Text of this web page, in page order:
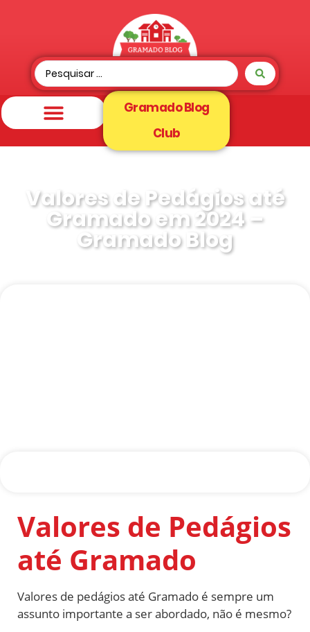
Gramado Blog
Club
Valores de Pedágios até
Gramado em 2024 –
Gramado Blog
Valores de Pedágios
até Gramado
Valores de pedágios até Gramado é sempre um
assunto importante a ser abordado, não é mesmo?